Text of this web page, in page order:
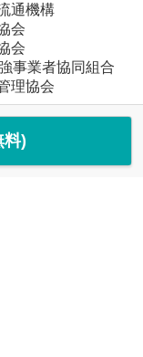
通機構
会
会
事業者協同組合
理協会
料)